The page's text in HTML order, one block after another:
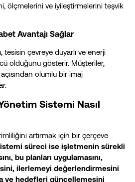
ölçmelerini ve iyileştirmelerini teşvik
Avantajı Sağlar
tesisin çevreye duyarlı ve enerji
olduğunu gösterir. Müşteriler,
olumlu bir imaj
Sistemi Nasıl
artırmak için bir çerçeve
süreci ise işletmenin sürekli
bu planları uygulamasını,
ilerlemeyi değerlendirmesini
ve hedefleri güncellemesini